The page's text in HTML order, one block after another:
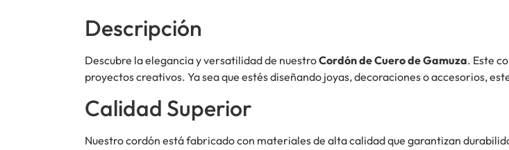
Descripción
Descubre la elegancia y versatilidad de nuestroCordón de Cuero de Gamuza. Este
proyectos creativos. Ya sea que estés diseñando joyas, decoraciones o accesorios,
Calidad Superior
Nuestro cordón está fabricado con materiales de alta calidad que garantizan